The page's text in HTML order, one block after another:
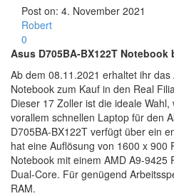
Post on: 4. November 2021
Robert
0
Asus D705BA-BX122T Notebook
Ab dem 08.11.2021 erhaltet ihr
Notebook zum Kauf in den Real
Dieser 17 Zoller ist die ideale
vorallem schnellen Laptop für den
D705BA-BX122T verfügt über ein
hat eine Auflösung von 1600 x 900
Notebook mit einem AMD A9-9425
Dual-Core. Für genügend
RAM.